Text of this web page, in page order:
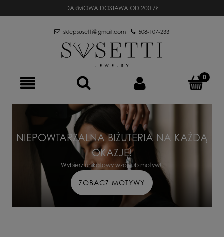
DARMOWA DOSTAWA OD 200 ZŁ
sklepsusetti@gmail.com 508-107-233
NIEPOWTARZALNA BIŻUTERIA NA KAŻDĄ
OKAZJĘ!
Wybierz unikatowy wzór lub motyw!
ZOBACZ MOTYWY